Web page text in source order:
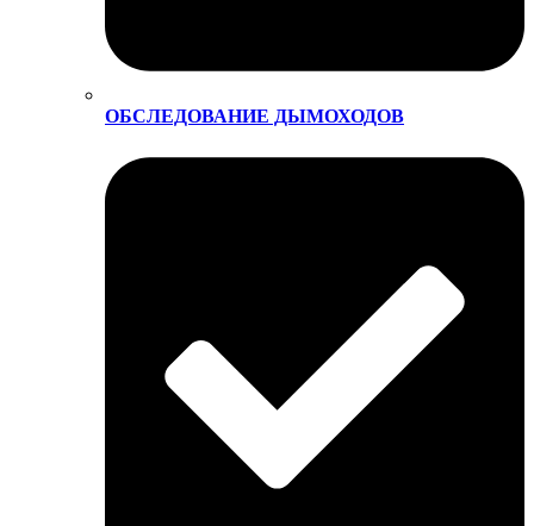
ОБСЛЕДОВАНИЕ ДЫМОХОДОВ